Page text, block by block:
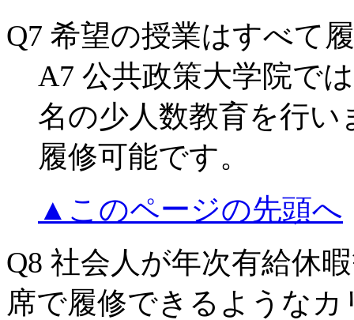
Q7 希望の授業はすべて
A7 公共政策大学院で
名の少人数教育を行
履修可能です。
▲このページの先頭へ
Q8 社会人が年次有給休
席で履修できるような